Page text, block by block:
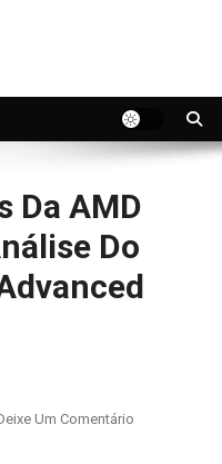
Da AMD
Do
Um ComentárioOn